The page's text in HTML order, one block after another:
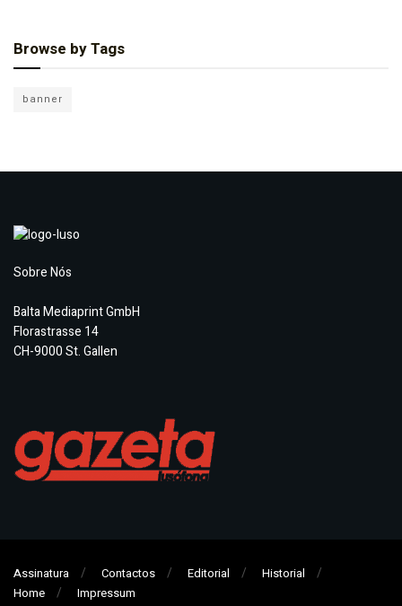
Browse by Tags
banner
Sobre Nós
Balta Mediaprint GmbH
Florastrasse 14
CH-9000 St. Gallen
Assinatura Contactos Editorial
Historial
Home
Impressum